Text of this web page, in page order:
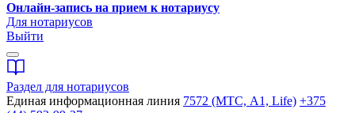
Онлайн-запись на прием к нотариусу
Для нотариусов
Выйти
Раздел для нотариусов
Единая информационная линия 7572 (МТС, A1, Life) +375